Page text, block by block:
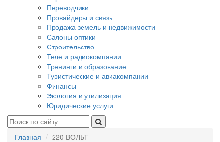
Переводчики
Провайдеры и связь
Продажа земель и недвижимости
Салоны оптики
Строительство
Теле и радиокомпании
Тренинги и образование
Туристические и авиакомпании
Финансы
Экология и утилизация
Юридические услуги
Главная 220 ВОЛЬТ